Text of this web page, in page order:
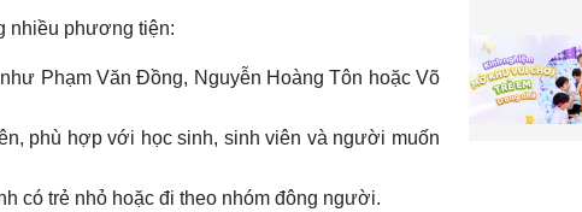
nhiều phương tiện:
Phạm Văn Đồng, Nguyễn Hoàng Tôn hoặc Võ
phù hợp với học sinh, sinh viên và người muốn
có trẻ nhỏ hoặc đi theo nhóm đông người.